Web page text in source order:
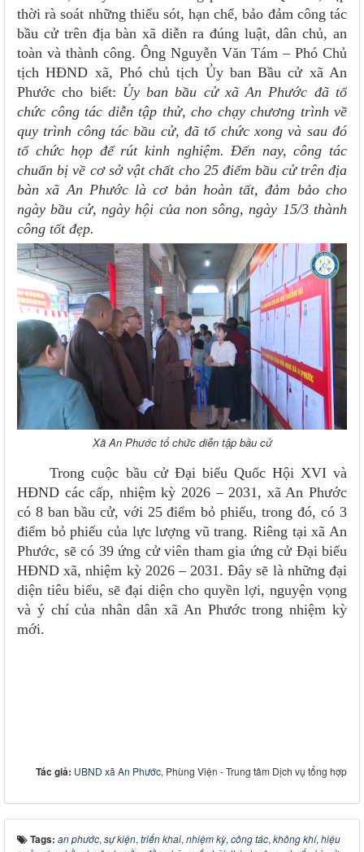
thời rà soát những thiếu sót, hạn chế, bảo đảm công tác
bầu cử trên địa bàn xã diễn ra đúng luật, dân chủ, an
toàn và thành công. Ông Nguyễn Văn Tám – Phó Chủ
tịch HĐND xã, Phó chủ tịch Ủy ban Bầu cử xã An
Phước cho biết: Ủy ban bầu cử xã An Phước đã tổ
chức công tác diễn tập thử, cho chạy chương trình về
quy trình công tác bầu cử, đã tổ chức xong và sau đó
tổ chức họp để rút kinh nghiệm. Đến nay, công tác
chuẩn bị về cơ sở vật chất cho 25 điểm bầu cử trên địa
bàn xã An Phước là cơ bản hoàn tất, đảm bảo cho
ngày bầu cử, ngày hội của non sông, ngày 15/3 thành
công tốt đẹp.
Xã An Phước tổ chức diễn tập bầu cử
Trong cuộc bầu cử Đại biểu Quốc Hội XVI và
HĐND các cấp, nhiệm kỳ 2026 – 2031, xã An Phước
có 8 ban bầu cử, với 25 điểm bỏ phiếu, trong đó, có 3
điểm bỏ phiếu của lực lượng vũ trang. Riêng tại xã An
Phước, sẽ có 39 ứng cử viên tham gia ứng cử Đại biểu
HĐND xã, nhiệm kỳ 2026 – 2031. Đây sẽ là những đại
diện tiêu biểu, sẽ đại diện cho quyền lợi, nguyện vọng
và ý chí của nhân dân xã An Phước trong nhiệm kỳ
mới.
Tác giả: UBND xã An Phước, Phùng Viện - Trung tâm Dịch vụ tổng hợp
Tags: an phước,sự kiện,triển khai,nhiệm kỳ,công tác,không khí,hiệu